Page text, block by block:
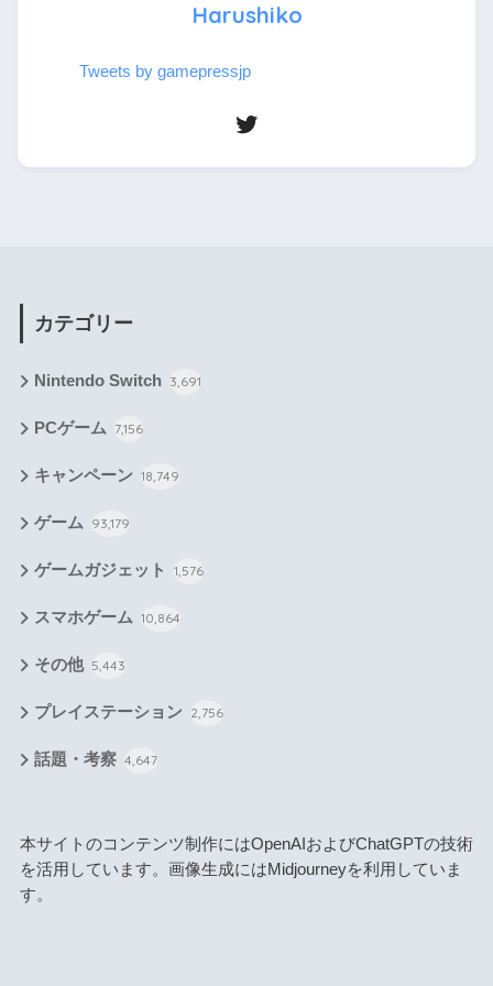
Harushiko
Tweets by gamepressjp
カテゴリー
Nintendo Switch 3,691
PCゲーム 7,156
キャンペーン 18,749
ゲーム 93,179
ゲームガジェット 1,576
スマホゲーム 10,864
その他 5,443
プレイステーション 2,756
話題・考察 4,647
本サイトのコンテンツ制作にはOpenAIおよびChatGPTの技術
を活用しています。画像生成にはMidjourneyを利用していま
す。